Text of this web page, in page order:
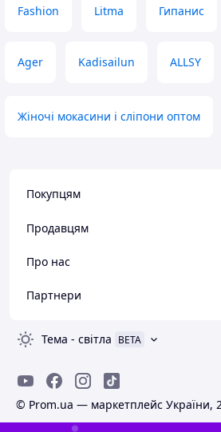
Fashion Litma Гипанис
Ager Kadisailun ALLSY
Жіночі мокасини і сліпони оптом
Покупцям
Продавцям
Про нас
Партнери
Тема - світла BETA
© Prom.ua — маркетплейс України,